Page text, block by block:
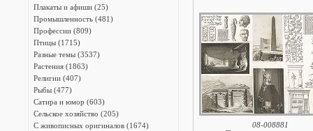
Плакаты и афиши (25)
Промышленность (481)
Профессии (809)
Птицы (1715)
Разные темы (3537)
Растения (1863)
Религии (407)
Рыбы (477)
Сатира и юмор (603)
Сельское хозяйство (205)
С живописных оригиналов (1674)
08-008881